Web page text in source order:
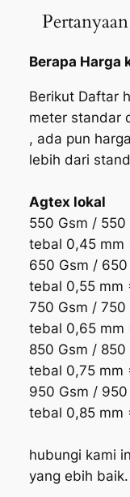
Berapa Harga
Berikut Daftar
meter standar
, ada pun
lebih dari
Agtex lokal
550 Gsm /
tebal 0,45 mm
650 Gsm /
tebal 0,55 mm
750 Gsm /
tebal 0,65 mm
850 Gsm /
tebal 0,75 mm
950 Gsm /
tebal 0,85 mm
hubungi kami
yang ebih baik.